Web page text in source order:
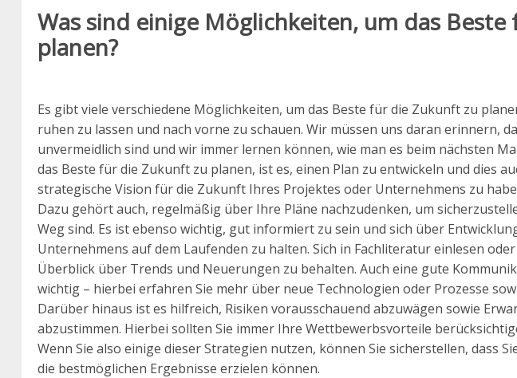
Was sind einige Möglichkeiten, um das
planen?
Es gibt viele verschiedene Möglichkeiten, um das Beste für die Zukunft zu
ruhen zu lassen und nach vorne zu schauen. Wir müssen uns daran erinnern,
unvermeidlich sind und wir immer lernen können, wie man es beim nächsten
das Beste für die Zukunft zu planen, ist es, einen Plan zu entwickeln und dies
strategische Vision für die Zukunft Ihres Projektes oder Unternehmens zu
Dazu gehört auch, regelmäßig über Ihre Pläne nachzudenken, um
Weg sind. Es ist ebenso wichtig, gut informiert zu sein und sich über
Unternehmens auf dem Laufenden zu halten. Sich in Fachliteratur einlesen
Überblick über Trends und Neuerungen zu behalten. Auch eine gute
wichtig – hierbei erfahren Sie mehr über neue Technologien oder Prozesse
Darüber hinaus ist es hilfreich, Risiken vorausschauend abzuwägen sowie
abzustimmen. Hierbei sollten Sie immer Ihre Wettbewerbsvorteile
Wenn Sie also einige dieser Strategien nutzen, können Sie sicherstellen, dass
die bestmöglichen Ergebnisse erzielen können.